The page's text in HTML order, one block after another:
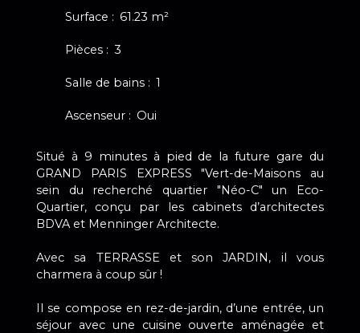
Surface : 61.23 m²
Pièces : 3
Salle de bains : 1
Ascenseur : Oui
Situé à 9 minutes à pied de la future gare du
GRAND PARIS EXPRESS "Vert-de-Maisons au
sein du recherché quartier "Néo-C" un Eco-
Quartier, conçu par les cabinets d’architectes
BDVA et Menninger Architecte.
Avec sa TERRASSE et son JARDIN, il vous
charmera à coup sûr !
Il se compose en rez-de-jardin, d’une entrée, un
séjour avec une cuisine ouverte aménagée et